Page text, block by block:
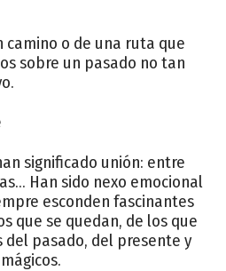
camino o de una ruta que
sobre un pasado no tan
significado unión: entre
Han sido nexo emocional
esconden fascinantes
que se quedan, de los que
pasado, del presente y